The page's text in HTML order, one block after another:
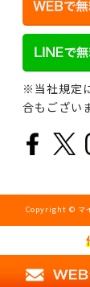
※当社規定
合もござい
Copyright © マ